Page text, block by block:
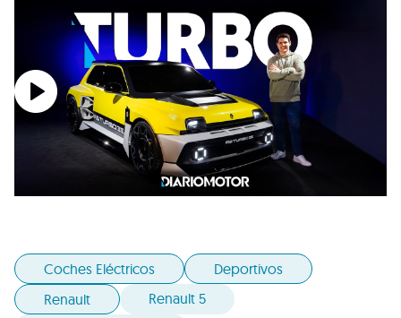
Coches Eléctricos
Deportivos
Renault
Renault 5